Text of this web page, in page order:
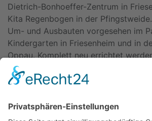
Dietrich-Bonhoeffer-Zentrum in
Kita Regenbogen in der
Um- und Ausbauten vorgesehen im
Kindergarten in Friesenheim und in
Oppau. Komplett neu errichtet
Matthäuskirche im Stadtteil West und
Jakobuskirche in Oggersheim.